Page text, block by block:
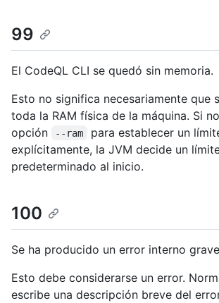
99
El CodeQL CLI se quedó sin memoria.
Esto no significa necesariamente que
toda la RAM física de la máquina. Si
opción
--ram
para establecer un
explícitamente, la JVM decide un
predeterminado al inicio.
100
Se ha producido un error interno
Esto debe considerarse un error.
escribe una descripción breve del